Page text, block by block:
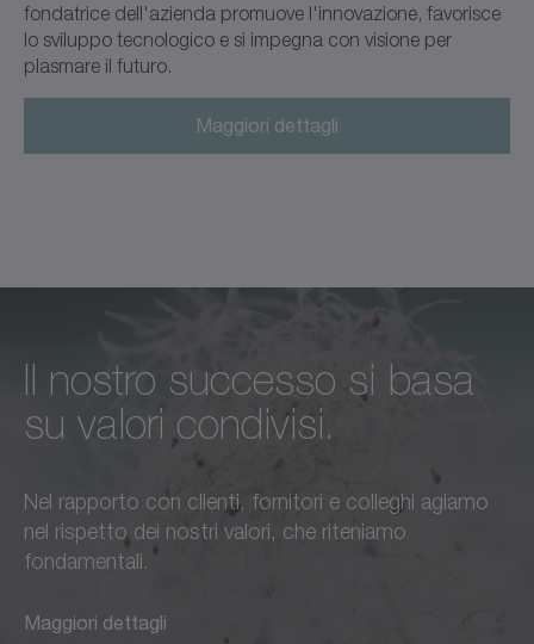
fondatrice dell'azienda promuove l'innovazione, favorisce
lo sviluppo tecnologico e si impegna con visione per
plasmare il futuro.
Maggiori dettagli
Il nostro successo si basa
su valori condivisi.
Nel rapporto con clienti, fornitori e colleghi agiamo
nel rispetto dei nostri valori, che riteniamo
fondamentali.
Maggiori dettagli
Eccellenza incondizionata in
ogni aspetto:
questo è lo standard che ci
guida in tutto ciò che
facciamo.
Maggiori dettagli
Ci sentiamo responsabili
non solo verso i nostri
clienti, dipendenti e partner,
ma anche verso il
progresso della società nel